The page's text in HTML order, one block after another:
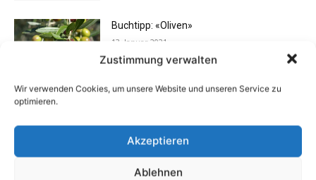
Zustimmung verwalten
Wir verwenden Cookies, um unsere Website und unseren Service zu
optimieren.
Akzeptieren
Ablehnen
Buchtipp: «Oliven»
13. Januar 2021